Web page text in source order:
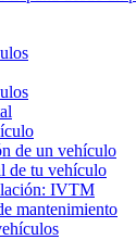
de un vehículo
de tu vehículo
IVTM
mantenimiento